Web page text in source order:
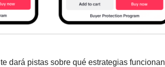
dará pistas sobre qué estrategias funcionan